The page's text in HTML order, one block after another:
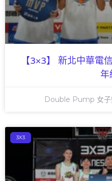
【3×3】 新北中華電
年
Double Pump 女子
3X3